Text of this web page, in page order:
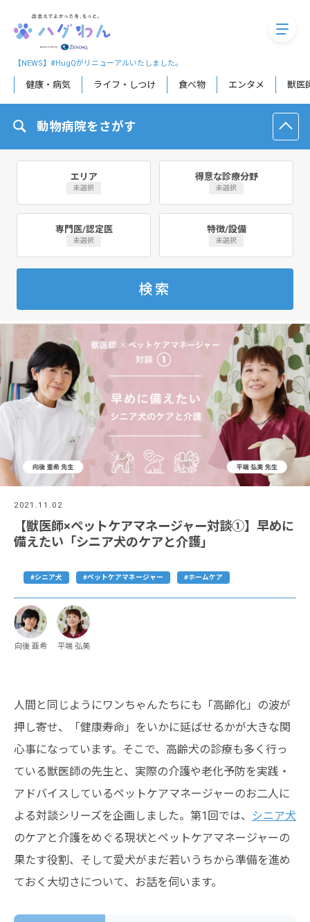
【NEWS】#HugQがリニューアルいたしました。
健康・病気 ライフ・しつけ 食べ物 エンタメ 獣医
動物病院をさがす
エリア
未選択
得意な診療分野
未選択
専門医/認定医
未選択
特徴/設備
未選択
検索
2021.11.02
【獣医師×ペットケアマネージャー対談①】早めに
備えたい「シニア犬のケアと介護」
#シニア犬 #ペットケアマネージャー #ホームケア
向後 亜希 平端 弘美
人間と同じようにワンちゃんたちにも「高齢化」の波が
押し寄せ、「健康寿命」をいかに延ばせるかが大きな関
心事になっています。そこで、高齢犬の診療も多く行っ
ている獣医師の先生と、実際の介護や老化予防を実践・
アドバイスしているペットケアマネージャーのお二人に
よる対談シリーズを企画しました。第1回では、
シニア犬
のケアと介護をめぐる現状とペットケアマネージャーの
果たす役割、そして愛犬がまだ若いうちから準備を進め
ておく大切さについて、お話を伺います。